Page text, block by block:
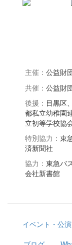
主催： 公益財
共催： 公益財
後援： 目黒区
都私立幼稚園
立初等学校協
特別協力： 東
済新聞社
協力： 東急バ
会社新書館
イベント・公演